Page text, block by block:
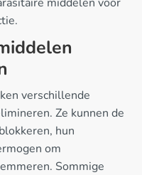
verschillende
Ze kunnen de
hun
om
Sommige